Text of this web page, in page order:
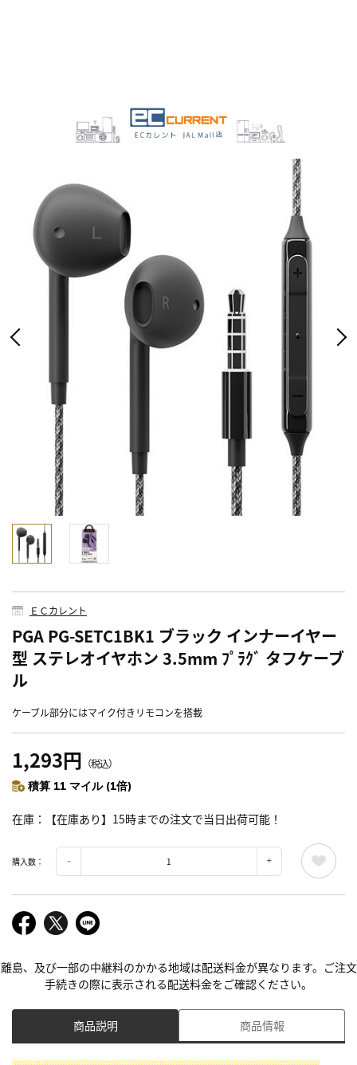
ＥＣカレント
PGA PG-SETC1BK1 ブラック インナーイヤー
型 ステレオイヤホン 3.5mm ﾌﾟﾗｸﾞ タフケーブ
ル
ケーブル部分にはマイク付きリモコンを搭載
1,293円 （税込）
積算 11 マイル (1倍)
在庫 【在庫あり】15時までの注文で当日出荷可能！
購入数：
離島、及び一部の中継料のかかる地域は配送料金が異なります。ご注文
手続きの際に表示される配送料金をご確認ください。
商品説明 商品情報